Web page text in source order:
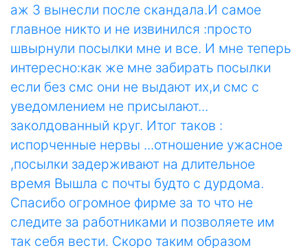
аж 3 вынесли после скандала.И самое
главное никто и не извинился :просто
швырнули посылки мне и все. И мне теперь
интересно:как же мне забирать посылки
если без смс они не выдают их,и смс с
уведомлением не присылают...
заколдованный круг. Итог таков :
испорченные нервы ...отношение ужасное
,посылки задерживают на длительное
время Вышла с почты будто с дурдома.
Спасибо огромное фирме за то что не
следите за работниками и позволяете им
так себя вести. Скоро таким образом